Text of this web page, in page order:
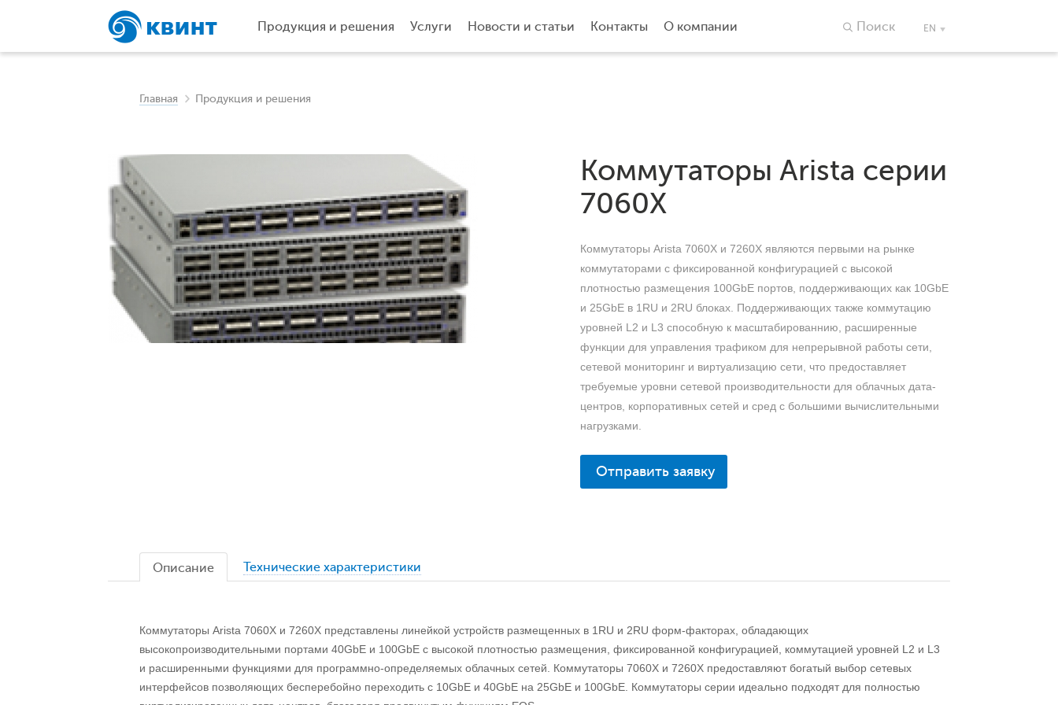
Продукция и решения Услуги Новости и статьи Контакты О компании EN
Поиск
Главная Продукция и решения
Коммутаторы Arista серии
7060X
Коммутаторы Arista 7060X и 7260X являются первыми на рынке
коммутаторами с фиксированной конфигурацией с высокой
плотностью размещения 100GbE портов, поддерживающих как 10GbE
и 25GbE в 1RU и 2RU блоках. Поддерживающих также коммутацию
уровней L2 и L3 способную к масштабированнию, расширенные
функции для управления трафиком для непрерывной работы сети,
сетевой мониторинг и виртуализацию сети, что предоставляет
требуемые уровни сетевой производительности для облачных дата-
центров, корпоративных сетей и сред с большими вычислительными
нагрузками.
Отправить заявку
Описание Технические характеристики
Коммутаторы Arista 7060X и 7260X представлены линейкой устройств размещенных в 1RU и 2RU форм-факторах, обладающих
высокопроизводительными портами 40GbE и 100GbE с высокой плотностью размещения, фиксированной конфигурацией, коммутацией уровней L2 и L3
и расширенными функциями для программно-определяемых облачных сетей. Коммутаторы 7060X и 7260X предоставляют богатый выбор сетевых
интерфейсов позволяющих бесперебойно переходить с 10GbE и 40GbE на 25GbE и 100GbE. Коммутаторы серии идеально подходят для полностью